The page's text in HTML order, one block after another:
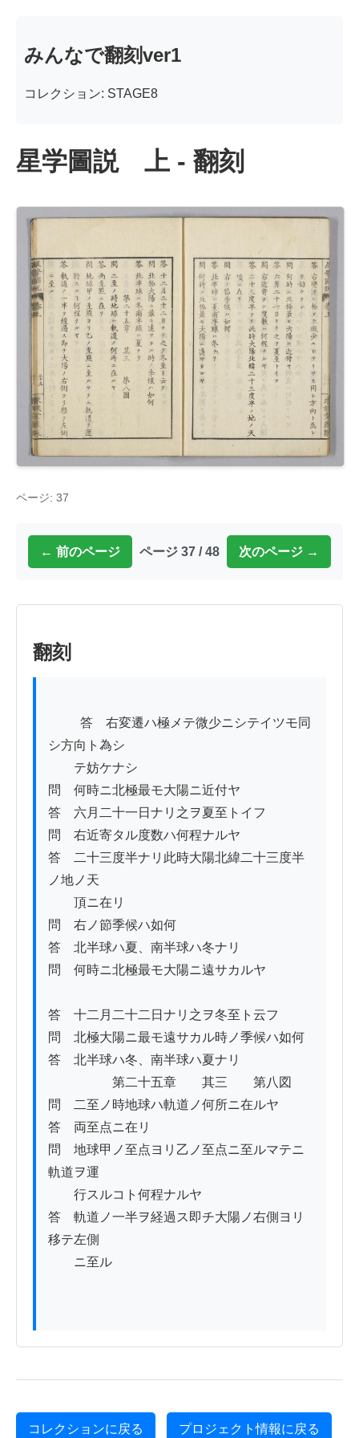
みんなで翻刻ver1
コレクション: STAGE8
星学圖説 上 - 翻刻
ページ: 37
← 前のページ ページ 37 / 48 次のページ →
翻刻
シ方向ト為シ
テ妨ケナシ
問　何時ニ北極最モ大陽ニ近付ヤ
答　六月二十一日ナリ之ヲ夏至トイフ
問　右近寄タル度数ハ何程ナルヤ
答　二十三度半ナリ此時大陽北緯二十三度半
ノ地ノ天
頂ニ在リ
問　右ノ節季候ハ如何
答　北半球ハ夏、南半球ハ冬ナリ
問　何時ニ北極最モ大陽ニ遠サカルヤ
答　十二月二十二日ナリ之ヲ冬至ト云フ
問　北極大陽ニ最モ遠サカル時ノ季候ハ如何
答　北半球ハ冬、南半球ハ夏ナリ
第二十五章　　其三　　第八図
問　二至ノ時地球ハ軌道ノ何所ニ在ルヤ
答　両至点ニ在リ
問　地球甲ノ至点ヨリ乙ノ至点ニ至ルマテニ
軌道ヲ運
行スルコト何程ナルヤ
答　軌道ノ一半ヲ経過ス即チ大陽ノ右側ヨリ
移テ左側
ニ至ル
コレクションに戻る プロジェクト情報に戻る